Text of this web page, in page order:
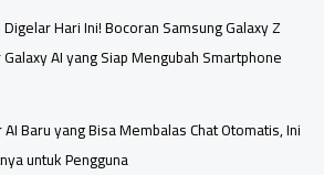
Hari Ini! Bocoran Samsung Galaxy Z
AI yang Siap Mengubah Smartphone
Baru yang Bisa Membalas Chat Otomatis, Ini
untuk Pengguna